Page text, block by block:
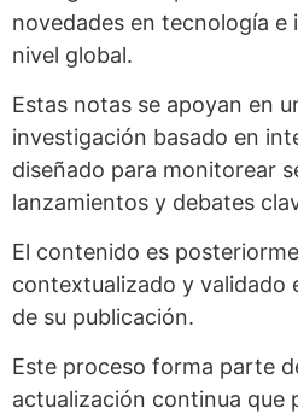
novedades en tecnología
nivel global.
Estas notas se apoyan en
investigación basado en
diseñado para monitorear
lanzamientos y debates
El contenido es
contextualizado y validado
de su publicación.
Este proceso forma parte
actualización continua que